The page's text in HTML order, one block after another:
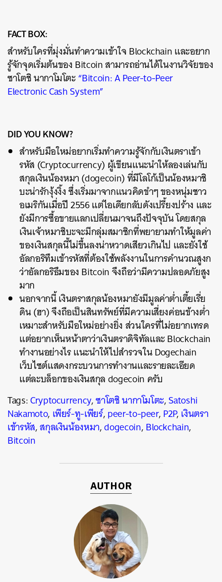
FACT BOX:
สำหรับใครที่มุ่งมั่นทำความเข้าใจ Blockchain และอยาก
รู้จักจุดเริ่มต้นของ Bitcoin สามารถอ่านได้ในงานวิจัยของ
ซาโตชิ นากาโมโตะ“Bitcoin: A Peer-to-Peer
Electronic Cash System”
DID YOU KNOW?
สำหรับมือใหม่อยากเริ่มทำความรู้จักกับเงินตราเข้า
รหัส (Cryptocurrency) ผู้เขียนแนะนำให้ลองเล่นกับ
สกุลเงินน้องหมา (dogecoin) ที่มีโลโก้เป็นน้องหมาชิ
บะน่ารักงุ้งงิ้ง ซึ่งเริ่มมาจากแนวคิดขำๆ ของหนุ่มชาว
อเมริกันเมื่อปี 2556 แต่ไอเดียกลับดังเปรี้ยงปร้าง และ
ยังมีการซื้อขายแลกเปลี่ยนมาจนถึงปัจจุบัน โดยสกุล
เงินเจ้าหมาชิบะจะมีกลุ่มสมาชิกที่พยายามทำให้มูลค่า
ของเงินสกุลนี้ไม่ขึ้นลงน่าหวาดเสียวเกินไป และยังใช้
อัลกอริทึมเข้ารหัสที่ต้องใช้พลังงานในการคำนวณสูงก
ว่าอัลกอริธึมของ Bitcoin จึงถือว่ามีความปลอดภัยสูง
มาก
นอกจากนี้ เงินตราสกุลน้องหมายังมีมูลค่าต่ำเตี้ยเรี่ย
ดิน (ฮา) จึงถือเป็นสินทรัพย์ที่มีความเสี่ยงค่อนข้างต่ำ
เหมาะสำหรับมือใหม่อย่างยิ่ง ส่วนใครที่ไม่อยากเทรด
แต่อยากเห็นหน้าตาว่าเงินตราดิจิทัลและ Blockchain
ทำงานอย่างไร แนะนำให้ไปสำรวจใน Dogechain
เว็บไซต์แสดงกระบวนการทำงานและรายละเอียด
แต่ละบล็อกของเงินสกุล dogecoin ครับ
Tags:Cryptocurrency,ซาโตชิ นากาโมโตะ,Satoshi
Nakamoto, เพียร์-ทู-เพียร์,peer-to-peer,P2P,เงินตรา
เข้ารหัส,สกุลเงินน้องหมา,dogecoin,Blockchain,
Bitcoin
AUTHOR